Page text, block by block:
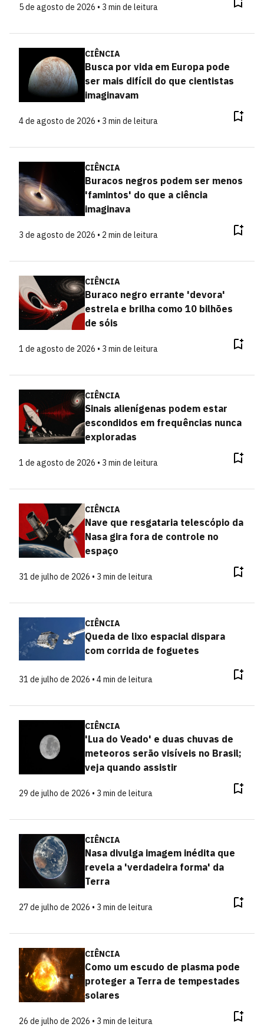
5 de agosto de 2026 • 3 min de leitura
CIÊNCIA
Busca por vida em Europa pode
ser mais difícil do que cientistas
imaginavam
4 de agosto de 2026 • 3 min de leitura
CIÊNCIA
Buracos negros podem ser menos
'famintos' do que a ciência
imaginava
3 de agosto de 2026 • 2 min de leitura
CIÊNCIA
Buraco negro errante 'devora'
estrela e brilha como 10 bilhões
de sóis
1 de agosto de 2026 • 3 min de leitura
CIÊNCIA
Sinais alienígenas podem estar
escondidos em frequências nunca
exploradas
1 de agosto de 2026 • 3 min de leitura
CIÊNCIA
Nave que resgataria telescópio da
Nasa gira fora de controle no
espaço
31 de julho de 2026 • 3 min de leitura
CIÊNCIA
Queda de lixo espacial dispara
com corrida de foguetes
31 de julho de 2026 • 4 min de leitura
CIÊNCIA
'Lua do Veado' e duas chuvas de
meteoros serão visíveis no Brasil;
veja quando assistir
29 de julho de 2026 • 3 min de leitura
CIÊNCIA
Nasa divulga imagem inédita que
revela a 'verdadeira forma' da
Terra
27 de julho de 2026 • 3 min de leitura
CIÊNCIA
Como um escudo de plasma pode
proteger a Terra de tempestades
solares
26 de julho de 2026 • 3 min de leitura